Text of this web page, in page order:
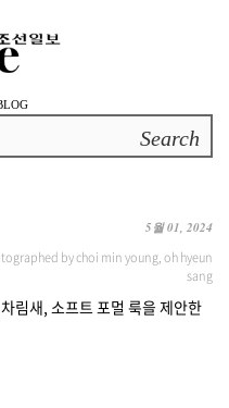
5월 01, 2024
by choi min young, oh hyeun
sang
림새, 소프트 포멀 룩을 제안한